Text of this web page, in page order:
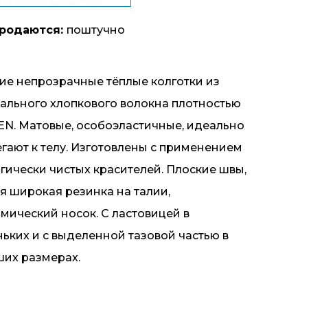
поштучно
непрозрачные тёплые колготки из
хлопкового волокна плотностью
Матовые, особоэластичные, идеально
к телу. Изготовлены с применением
чистых красителей. Плоские швы,
широкая резинка на талии,
носок. С ластовицей в
и с выделенной тазовой частью в
размерах.